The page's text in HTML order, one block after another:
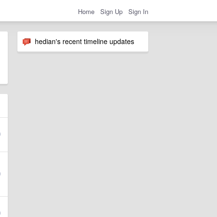
Home Sign Up Sign In
hedian's recent timeline updates